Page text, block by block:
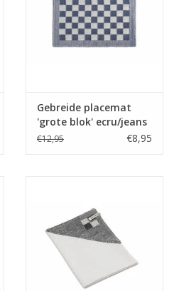
Gebreide placemat
'grote blok' ecru/jeans
€12,95 €8,95